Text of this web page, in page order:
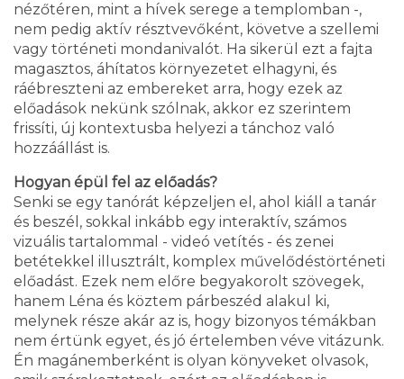
nézőtéren, mint a hívek serege a templomban -,
nem pedig aktív résztvevőként, követve a szellemi
vagy történeti mondanivalót. Ha sikerül ezt a fajta
magasztos, áhítatos környezetet elhagyni, és
ráébreszteni az embereket arra, hogy ezek az
előadások nekünk szólnak, akkor ez szerintem
frissíti, új kontextusba helyezi a tánchoz való
hozzáállást is.
Hogyan épül fel az előadás?
Senki se egy tanórát képzeljen el, ahol kiáll a tanár
és beszél, sokkal inkább egy interaktív, számos
vizuális tartalommal - videó vetítés - és zenei
betétekkel illusztrált, komplex művelődéstörténeti
előadást. Ezek nem előre begyakorolt szövegek,
hanem Léna és köztem párbeszéd alakul ki,
melynek része akár az is, hogy bizonyos témákban
nem értünk egyet, és jó értelemben véve vitázunk.
Én magánemberként is olyan könyveket olvasok,